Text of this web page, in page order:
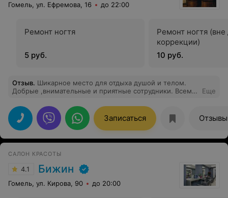
Гомель, ул. Ефремова, 16 до 22:00
Ремонт ногтя
5 руб.
Ремонт ногтя (вне
коррекции)
10 руб.
Отзыв. Шикарное место для отдыха душой и телом.
Добрые ,внимательные и приятные сотрудники. Всем
Еще
Записаться Отзывы
САЛОН КРАСОТЫ
4.1 Бижин
Гомель, ул. Кирова, 90 до 20:00